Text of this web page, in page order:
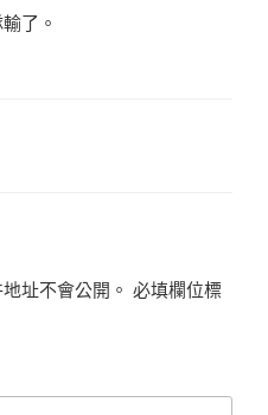
了。
址不會公開。 必填欄位標